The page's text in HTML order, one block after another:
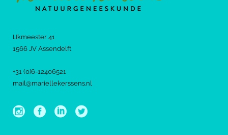
IJkmeester 41
1566 JV Assendelft
+31 (0)6-12406521
mail@mariellekerssens.nl